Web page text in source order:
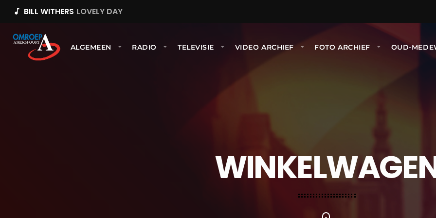
music_note BILL WITHERS LOVELY DAY
ALGEMEEN RADIO TELEVISIE VIDEO ARCHIEF FOTO ARCHIEF OUD-